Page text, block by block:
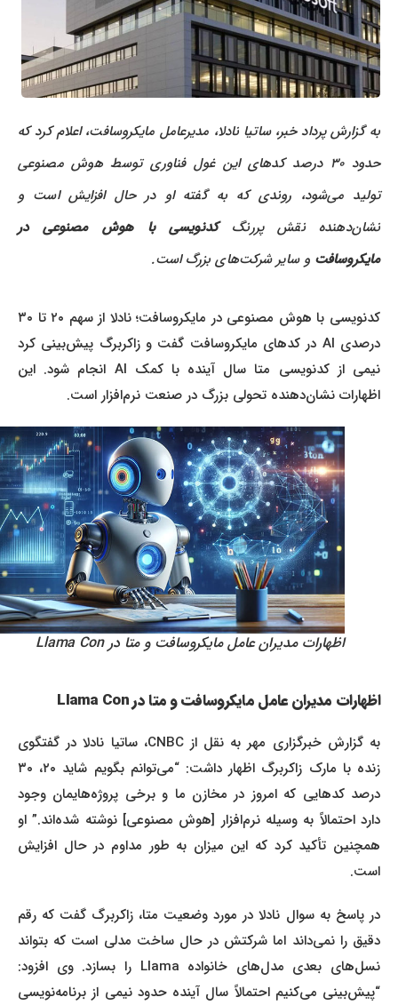
به گزارش پرداد خبر، ساتیا نادلا، مدیرعامل مایکروسافت، اعلام کرد که
حدود ۳۰ درصد کدهای این غول فناوری توسط هوش مصنوعی
تولید می‌شود، روندی که به گفته او در حال افزایش است و
نشان‌دهنده نقش پررنگکدنویسی با هوش مصنوعی در
مایکروسافتو سایر شرکت‌های بزرگ است.
کدنویسی با هوش مصنوعی در مایکروسافت؛ نادلا از سهم ۲۰ تا ۳۰
درصدی AI در کدهای مایکروسافت گفت و زاکربرگ پیش‌بینی کرد
نیمی از کدنویسی متا سال آینده با کمک AI انجام شود. این
اظهارات نشان‌دهنده تحولی بزرگ در صنعت نرم‌افزار است.
اظهارات مدیران عامل مایکروسافت و متا در Llama Con
اظهارات مدیران عامل مایکروسافت و متا در Llama Con
به گزارش خبرگزاری مهر به نقل از CNBC، ساتیا نادلا در گفتگوی
زنده با مارک زاکربرگ اظهار داشت: “می‌توانم بگویم شاید ۲۰، ۳۰
درصد کدهایی که امروز در مخازن ما و برخی پروژه‌هایمان وجود
دارد احتمالاً به وسیله نرم‌افزار [هوش مصنوعی] نوشته شده‌اند.” او
همچنین تأکید کرد که این میزان به طور مداوم در حال افزایش
است.
در پاسخ به سوال نادلا در مورد وضعیت متا، زاکربرگ گفت که رقم
دقیق را نمی‌داند اما شرکتش در حال ساخت مدلی است که بتواند
نسل‌های بعدی مدل‌های خانواده Llama را بسازد. وی افزود:
“پیش‌بینی می‌کنیم احتمالاً سال آینده حدود نیمی از برنامه‌نویسی